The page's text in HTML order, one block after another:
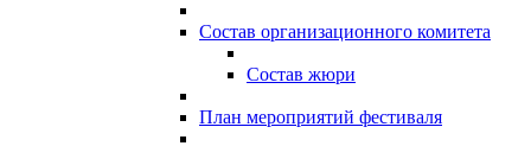
Состав организационного комитета
Состав жюри
План мероприятий фестиваля